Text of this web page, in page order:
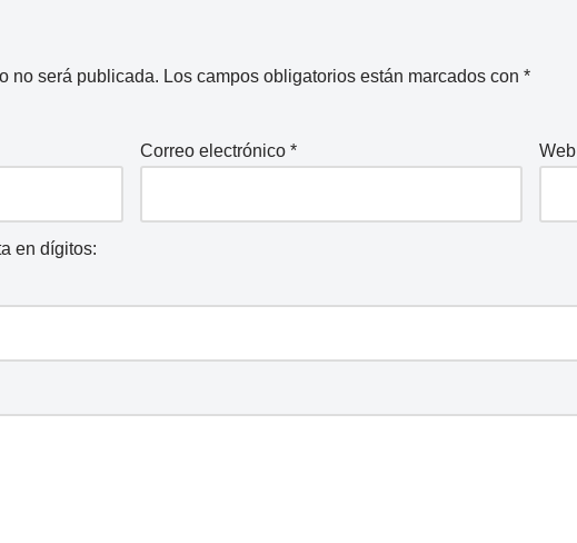
no será publicada. Los campos obligatorios están marcados con *
Correo electrónico* Web
en dígitos: